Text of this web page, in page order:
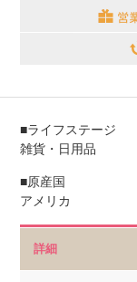
■ライフステージ
雑貨・日用品
■原産国
アメリカ
詳細